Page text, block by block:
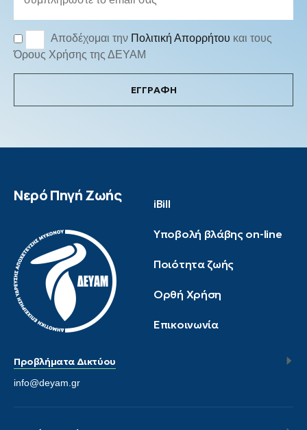
Αποδέχομαι την Πολιτική Απορρήτου και τους
Όρους Χρήσης της ΔΕΥΑΜ
ΕΓΓΡΑΦΗ
Νερό Πηγή Ζωής iBill
Υποβολή βλάβης on-line
Ποιότητα ζωής
Ορθή Χρήση
Επικοινωνία
Προβλήματα Δικτύου
info@deyam.gr